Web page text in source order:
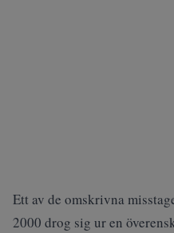
Ett av de omskrivna
2000 drog sig ur en